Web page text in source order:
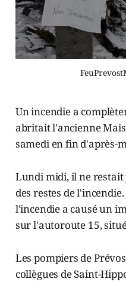
Un incendie a
abritait l'ancienne
samedi en fin d'après-
Lundi midi, il ne restait
des restes de
l'incendie a causé un
sur l'autoroute 15,
Les pompiers de
collègues de Saint-